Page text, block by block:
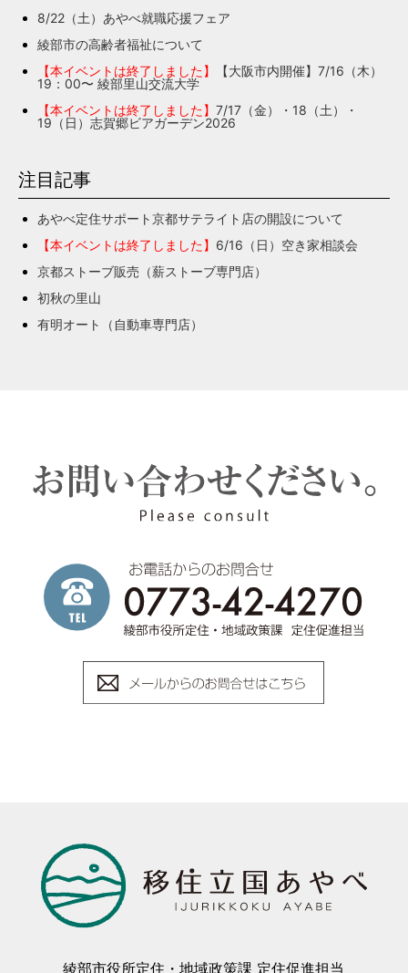
8/22（土）あやべ就職応援フェア
綾部市の高齢者福祉について
【本イベントは終了しました】
【大阪市内開催】7/16（木）
19：00〜 綾部里山交流大学
【本イベントは終了しました】 7/17（金）・18（土）・
19（日）志賀郷ビアガーデン2026
注目記事
あやべ定住サポート京都サテライト店の開設について
【本イベントは終了しました】 6/16（日）空き家相談会
京都ストーブ販売（薪ストーブ専門店）
初秋の里山
有明オート（自動車専門店）
綾部市役所定住・地域政策課 定住促進担当